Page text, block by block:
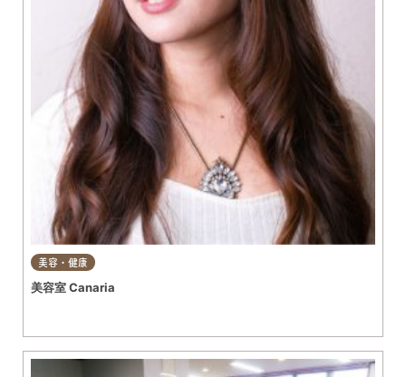
美容・健康
美容室 Canaria